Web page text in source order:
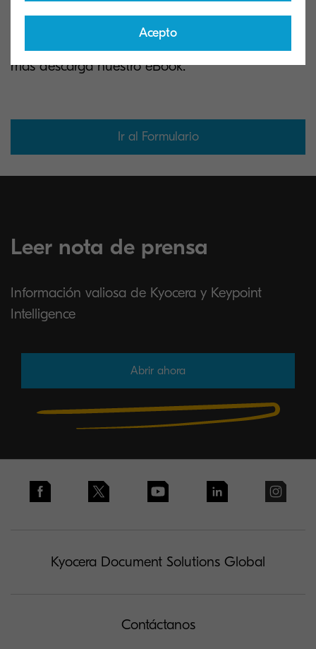
Su guía para impulsar el crecimiento empresarial
con la tecnología A3 de Kyocera. Para conocer
más descarga nuestro eBook.
Ir al Formulario
Leer nota de prensa
Información valiosa de Kyocera y Keypoint
Intelligence
Abrir ahora
Kyocera Document Solutions Global
Contáctanos
Acepto